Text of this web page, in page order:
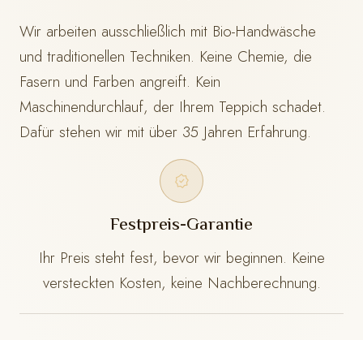
Wir arbeiten ausschließlich mit Bio-Handwäsche
und traditionellen Techniken. Keine Chemie, die
Fasern und Farben angreift. Kein
Maschinendurchlauf, der Ihrem Teppich schadet.
Dafür stehen wir mit über 35 Jahren Erfahrung.
Festpreis-Garantie
Ihr Preis steht fest, bevor wir beginnen. Keine
versteckten Kosten, keine Nachberechnung.